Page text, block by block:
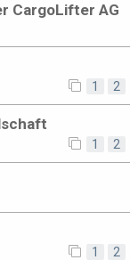
CargoLifter AG
1 2
1 2
1 2